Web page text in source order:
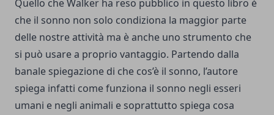
Quello che Walker ha reso pubblico in questo libro è
che il sonno non solo condiziona la maggior parte
delle nostre attività ma è anche uno strumento che
si può usare a proprio vantaggio. Partendo dalla
banale spiegazione di che cos’è il sonno, l’autore
spiega infatti come funziona il sonno negli esseri
umani e negli animali e soprattutto spiega cosa